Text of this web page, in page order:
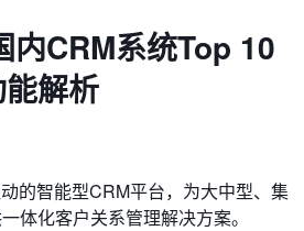
内CRM系统Top 10
解析
的智能型CRM平台，为大中型、集
体化客户关系管理解决方案。